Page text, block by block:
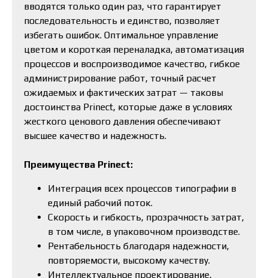
вводятся только один раз, что гарантирует
последовательность и единство, позволяет
избегать ошибок. Оптимальное управление
цветом и короткая переналадка, автоматизация
процессов и воспроизводимое качество, гибкое
администрирование работ, точный расчет
ожидаемых и фактических затрат — таковы
достоинства Prinect, которые даже в условиях
жесткого ценового давления обеспечивают
высшее качество и надежность.
Преимущества Prinect:
Интеграция всех процессов типографии в
единый рабочий поток.
Скорость и гибкость, прозрачность затрат,
в том числе, в упаковочном производстве.
Рентабельность благодаря надежности,
повторяемости, высокому качеству.
Интеллектуальное проектирование,